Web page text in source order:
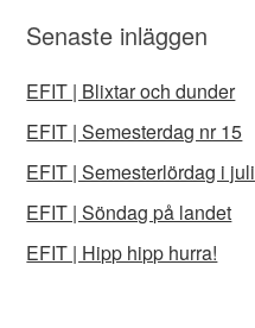
Senaste inläggen
EFIT | Blixtar och dunder
EFIT | Semesterdag nr 15
EFIT | Semesterlördag i juli
EFIT | Söndag på landet
EFIT | Hipp hipp hurra!